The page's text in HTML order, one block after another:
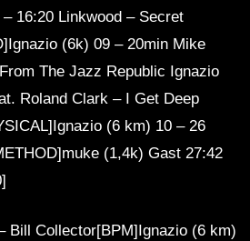
16:20 Linkwood – Secret
(6k) 09 – 20min Mike
The Jazz Republic Ignazio
Roland Clark – I Get Deep
(6 km) 10 – 26
(1,4k) Gast 27:42
Bill Collector[BPM]Ignazio (6 km)